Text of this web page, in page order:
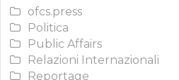
ofcs.press
Politica
Public Affairs
Relazioni Internazionali
Reportage